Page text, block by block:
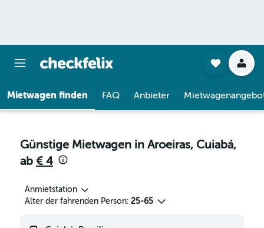
Mietwagen finden FAQ Anbieter
Günstige Mietwagen in Aroeiras, Cuiabá,
ab € 4
Anmietstation
Alter der fahrenden Person: 25-65